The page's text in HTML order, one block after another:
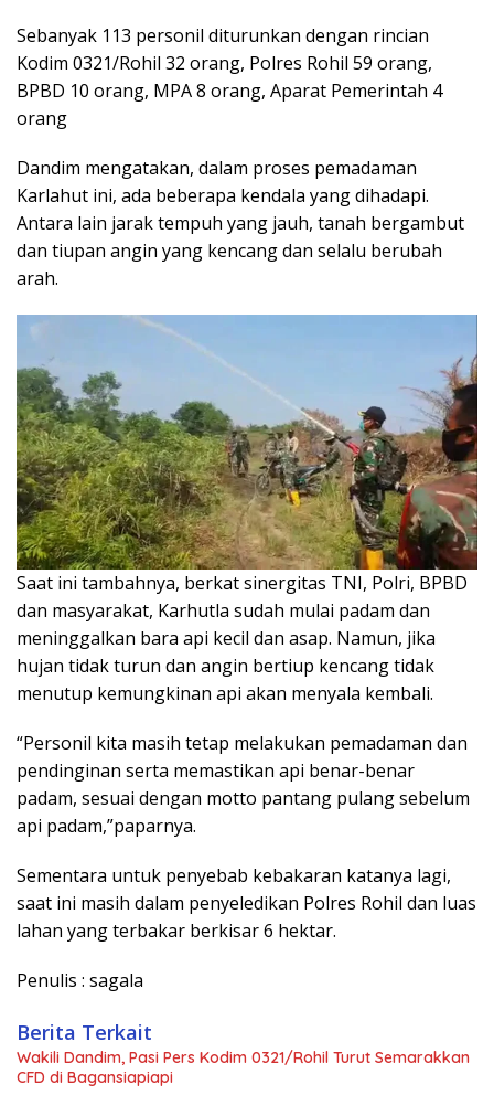
Sebanyak 113 personil diturunkan dengan rincian
Kodim 0321/Rohil 32 orang, Polres Rohil 59 orang,
BPBD 10 orang, MPA 8 orang, Aparat Pemerintah 4
orang
Dandim mengatakan, dalam proses pemadaman
Karlahut ini, ada beberapa kendala yang dihadapi.
Antara lain jarak tempuh yang jauh, tanah bergambut
dan tiupan angin yang kencang dan selalu berubah
arah.
Saat ini tambahnya, berkat sinergitas TNI, Polri, BPBD
dan masyarakat, Karhutla sudah mulai padam dan
meninggalkan bara api kecil dan asap. Namun, jika
hujan tidak turun dan angin bertiup kencang tidak
menutup kemungkinan api akan menyala kembali.
“Personil kita masih tetap melakukan pemadaman dan
pendinginan serta memastikan api benar-benar
padam, sesuai dengan motto pantang pulang sebelum
api padam,”paparnya.
Sementara untuk penyebab kebakaran katanya lagi,
saat ini masih dalam penyeledikan Polres Rohil dan luas
lahan yang terbakar berkisar 6 hektar.
Penulis : sagala
Berita Terkait
Wakili Dandim, Pasi Pers Kodim 0321/Rohil Turut Semarakkan
CFD di Bagansiapiapi